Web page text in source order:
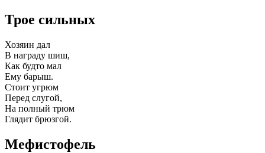
Трое сильных
Хозяин дал
В награду шиш,
Как будто мал
Ему барыш.
Стоит угрюм
Перед слугой,
На полный трюм
Глядит брюзгой.
Мефистофель